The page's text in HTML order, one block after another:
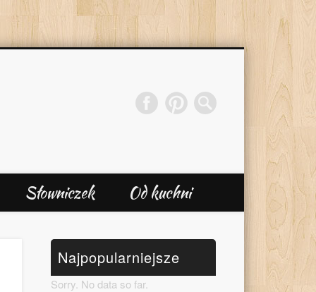
Słowniczek Od kuchni
Najpopularniejsze
Sorry. No data so far.